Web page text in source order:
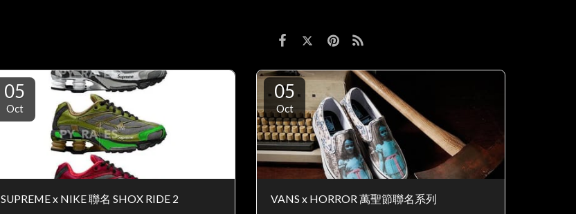
05
Oct
SUPREME x NIKE 聯名 SHOX RIDE 2
05
Oct
VANS x HORROR 萬聖節聯名系列